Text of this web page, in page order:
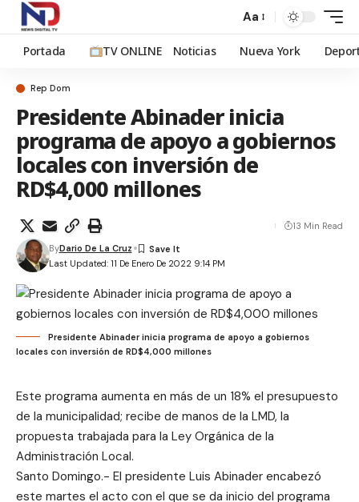
Aa
Portada TV ONLINE Noticias Nueva York
Rep Dom
Presidente Abinader inicia
programa de apoyo a gobiernos
locales con inversión de
RD$4,000 millones
Last Updated: 11 De Enero De 2022 9:14 PM
ByDario De La Cruz
13 Min Read
Presidente Abinader inicia programa de apoyo a gobiernos
locales con inversión de RD$4,000 millones
Este programa aumenta en más de un 18% el presupuesto
de la municipalidad; recibe de manos de la LMD, la
propuesta trabajada para la Ley Orgánica de la
Administración Local.
Santo Domingo.- El presidente Luis Abinader encabezó
este martes el acto con el que se da inicio del programa